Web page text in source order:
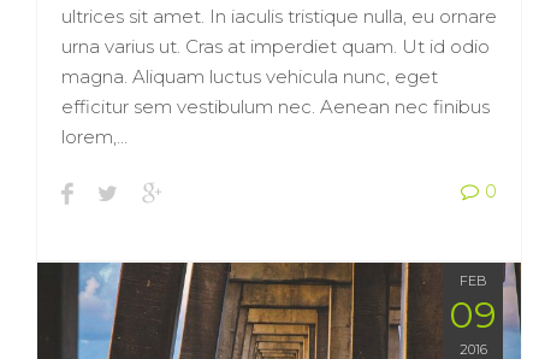
ultrices sit amet. In iaculis tristique nulla, eu ornare
urna varius ut. Cras at imperdiet quam. Ut id odio
magna. Aliquam luctus vehicula nunc, eget
efficitur sem vestibulum nec. Aenean nec finibus
lorem,…
0
FEB
09
2016